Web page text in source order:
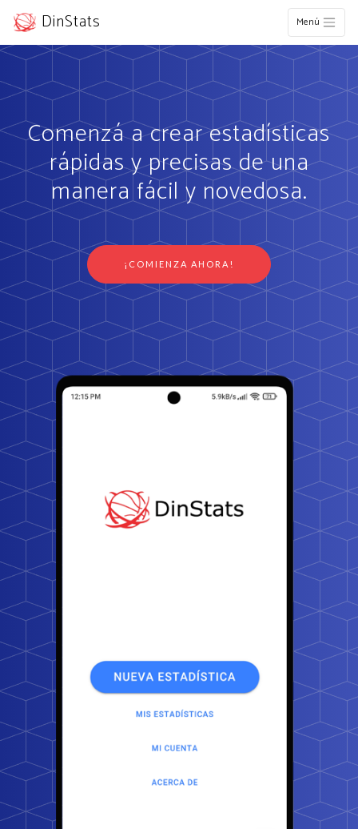
DinStats Menú
Comenzá a crear estadísticas
rápidas y precisas de una
manera fácil y novedosa.
¡COMIENZA AHORA!